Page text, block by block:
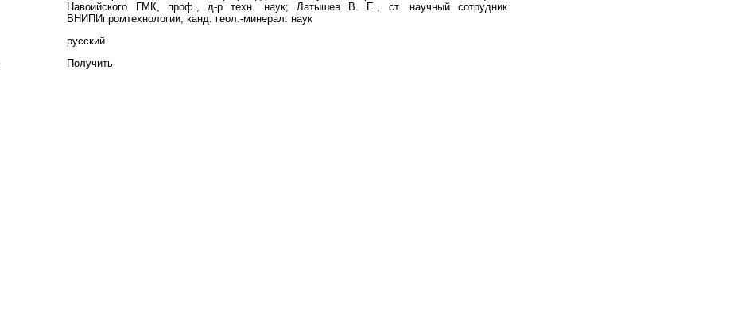
Навоийского ГМК, проф., д-р техн. наук; Латышев В. Е., ст. научный сотрудник
ВНИПИпромтехнологии, канд. геол.-минерал. наук
русский
Получить